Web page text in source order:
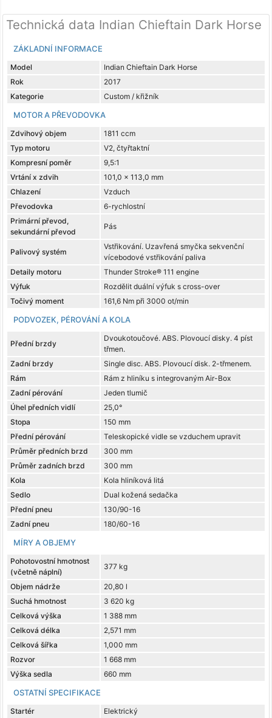
Technická data Indian Chieftain Dark Horse
ZÁKLADNÍ INFORMACE
Model
Indian Chieftain Dark Horse
Rok
2017
Kategorie
Custom / křižník
MOTOR A PŘEVODOVKA
Zdvihový objem
1811 ccm
Typ motoru
V2, čtyřtaktní
Kompresní poměr
9,5:1
Vrtání x zdvih
101,0 x 113,0 mm
Chlazení
Vzduch
Převodovka
6-rychlostní
Primární převod,
sekundární převod
Pás
Palivový systém
Vstřikování. Uzavřená smyčka sekvenční
vícebodové vstřikování paliva
Detaily motoru
Thunder Stroke® 111 engine
Výfuk
Rozdělit duální výfuk s cross-over
Točivý moment
161,6 Nm při 3000 ot/min
PODVOZEK, PÉROVÁNÍ A KOLA
Přední brzdy
Dvoukotoučové. ABS. Plovoucí disky. 4 píst
třmen.
Zadní brzdy
Single disc. ABS. Plovoucí disk. 2-třmenem.
Rám
Rám z hliníku s integrovaným Air-Box
Zadní pérování
Jeden tlumič
Úhel předních vidlí
25,0°
Stopa
150 mm
Přední pérování
Teleskopické vidle se vzduchem upravit
Průměr předních brzd
300 mm
Průměr zadních brzd
300 mm
Kola
Kola hliníková litá
Sedlo
Dual kožená sedačka
Přední pneu
130/90-16
Zadní pneu
180/60-16
MÍRY A OBJEMY
Pohotovostní hmotnost
(včetně náplní)
377 kg
Objem nádrže
20,80 l
Suchá hmotnost
3 620 kg
Celková výška
1 388 mm
Celková délka
2,571 mm
Celková šířka
1,000 mm
Rozvor
1 668 mm
Výška sedla
660 mm
OSTATNÍ SPECIFIKACE
Startér
Elektrický